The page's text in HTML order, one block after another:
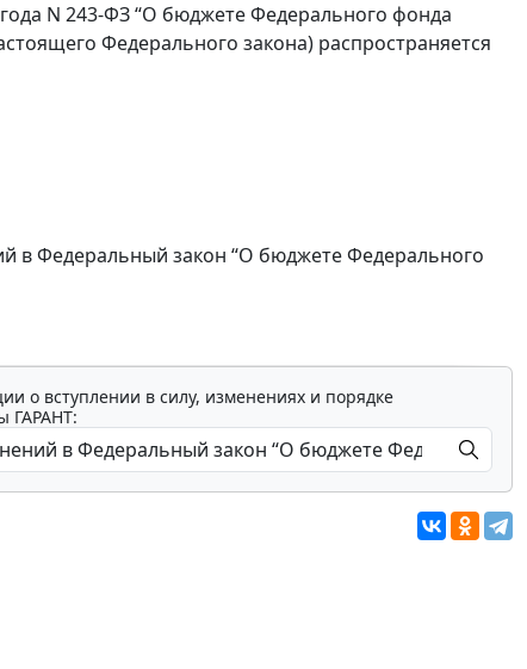
N 243-ФЗ “О бюджете Федерального фонда
Федерального закона) распространяется
в Федеральный закон “О бюджете Федерального
о вступлении в силу, изменениях и порядке
ГАРАНТ: